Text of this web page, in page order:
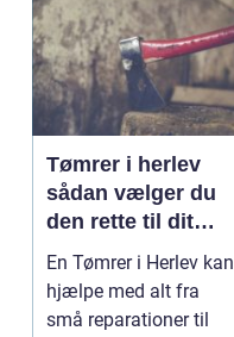
Tømrer i herlev
sådan vælger du
den rette til dit
projekt
En Tømrer i Herlev kan
hjælpe med alt fra
små reparationer til